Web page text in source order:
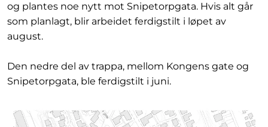
og plantes noe nytt mot Snipetorpgata. Hvis alt går
som planlagt, blir arbeidet ferdigstilt i løpet av
august.
Den nedre del av trappa, mellom Kongens gate og
Snipetorpgata, ble ferdigstilt i juni.